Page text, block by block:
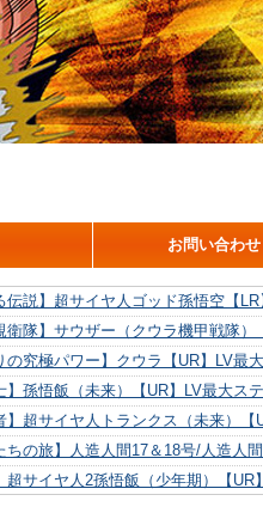
お問い合わせ
説】超サイヤ人ゴッド孫悟空【LR
隊】サウザー（クウラ機甲戦隊）
究極パワー】クウラ【UR】LV最大
孫悟飯（未来）【UR】LV最大ステ
超サイヤ人トランクス（未来）【
の旅】人造人間17＆18号/人造人
サイヤ人2孫悟飯（少年期）【UR